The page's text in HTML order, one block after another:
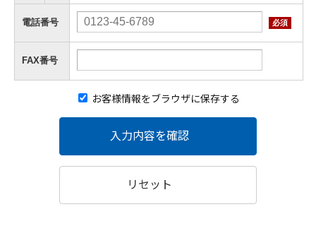
電話番号 必須
FAX番号
お客様情報をブラウザに保存する
入力内容を確認
リセット